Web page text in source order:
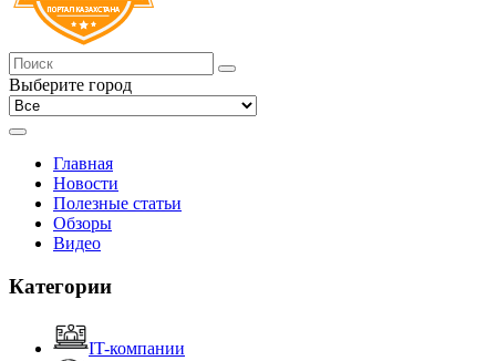
Выберите город
Главная
Новости
Полезные статьи
Обзоры
Видео
Категории
IT-компании